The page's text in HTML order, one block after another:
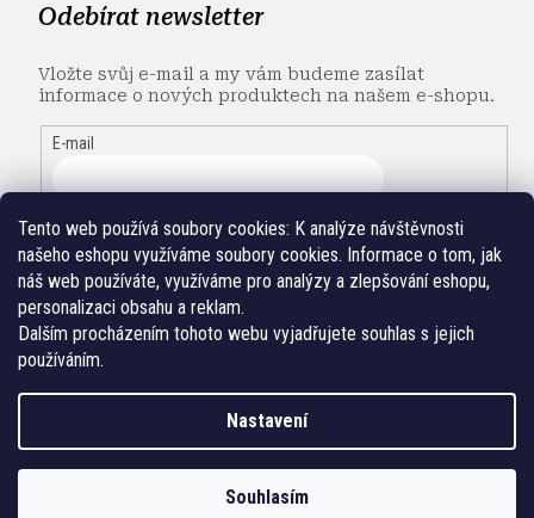
Tento web používá soubory cookies: K analýze návštěvnosti
našeho eshopu využíváme soubory cookies. Informace o tom, jak
náš web používáte, využíváme pro analýzy a zlepšování eshopu,
personalizaci obsahu a reklam.
Dalším procházením tohoto webu vyjadřujete souhlas s jejich
používáním.
Nastavení
Souhlasím
Odebírat newsletter
Vložte svůj e-mail a my vám budeme zasílat
informace o nových produktech na našem e-shopu.
E-mail
Vytvořil Shoptet
FUGU. Všechna práva vyhrazena.